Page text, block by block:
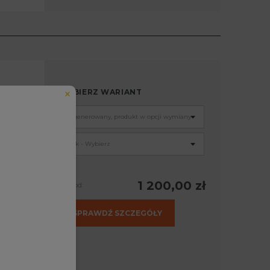
WYBIERZ WARIANT
Już od: 1 200,00 zł
SPRAWDŹ SZCZEGÓŁY